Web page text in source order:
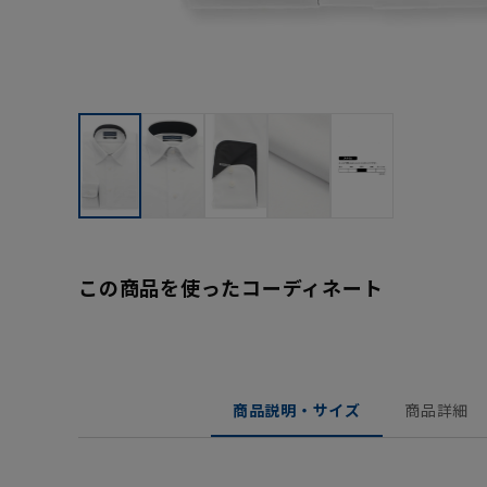
この商品を使ったコーディネート
商品説明・サイズ 商品詳細